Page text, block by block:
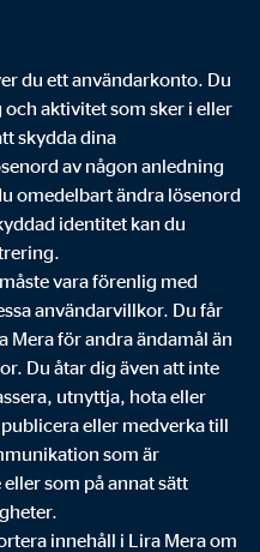
du ett användarkonto. Du
aktivitet som sker i eller
skydda dina
av någon anledning
omedelbart ändra lösenord
identitet kan du
vara förenlig med
användarvillkor. Du får
Mera för andra ändamål än
Du åtar dig även att inte
utnyttja, hota eller
eller medverka till
som är
som på annat sätt
innehåll i Lira Mera om